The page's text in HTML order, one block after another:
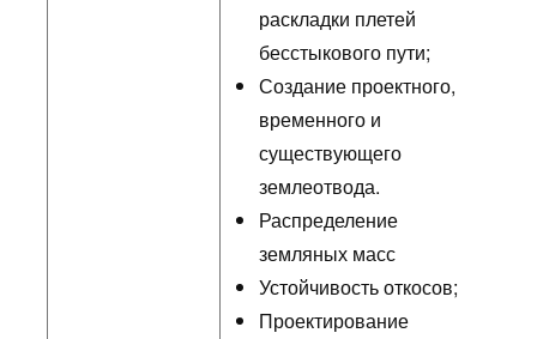
раскладки плетей
бесстыкового пути;
Создание проектного,
временного и
существующего
землеотвода.
Распределение
земляных масс
Устойчивость откосов;
Проектирование